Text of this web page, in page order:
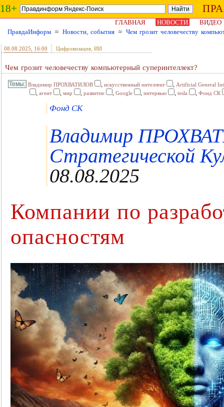
18+
ГЛАВНАЯ НОВОСТИ
ВИДЕО
ПравдаИнформ ≈ Новости, события ≈ Чем грозит человечеству
08.08.2025 , 16:00 Цифровизация, ИИ
Чем грозит человечеству компьютерный суперинтеллект?
Владимир ПРОХВАТИЛОВ , искусственный интеллект , Artificial General
, агент , мир , развитие , Google , интервью , tesla , Фонд СК
Фонд СК
Владимир
Стратегической
08.08.2025
Компании по
опасностям